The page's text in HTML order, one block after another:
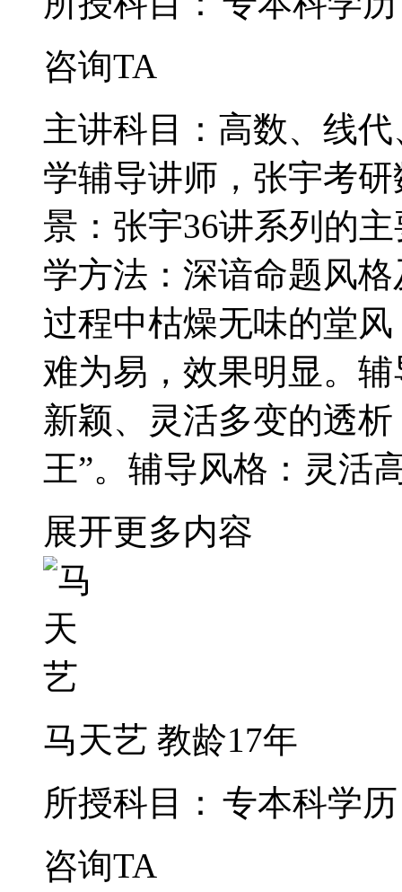
咨询TA
主讲科目：高数、线
学辅导讲师，张宇考
景：张宇36讲系列的
学方法：深谙命题风
过程中枯燥无味的堂
难为易，效果明显。
新颖、灵活多变的透
王”。辅导风格：灵活
展开更多内容
马天艺 教龄17年
所授科目： 专本科学历
咨询TA